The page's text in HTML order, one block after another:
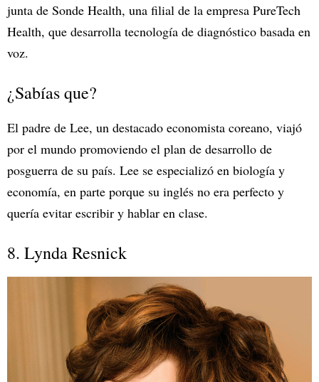
junta de Sonde Health, una filial de la empresa PureTech
Health, que desarrolla tecnología de diagnóstico basada en
voz.
¿Sabías que?
El padre de Lee, un destacado economista coreano, viajó
por el mundo promoviendo el plan de desarrollo de
posguerra de su país. Lee se especializó en biología y
economía, en parte porque su inglés no era perfecto y
quería evitar escribir y hablar en clase.
8. Lynda Resnick